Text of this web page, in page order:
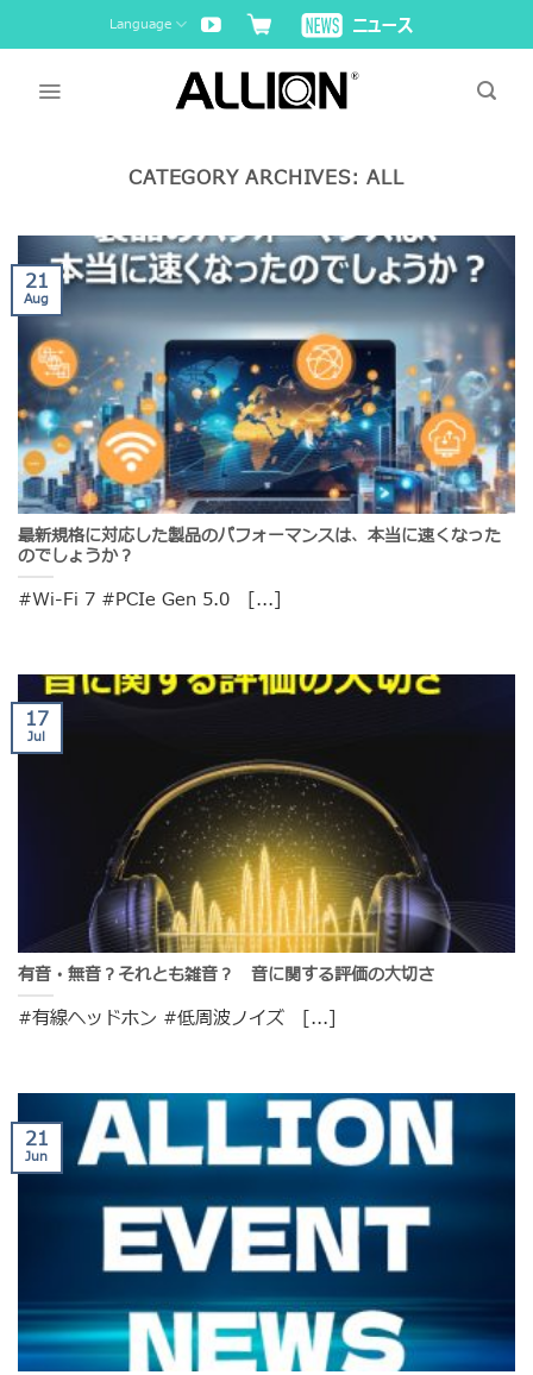
to
Language
CATEGORY ARCHIVES:ALL
最新規格に対応した製品のパフォーマンスは、本当に速くなった
のでしょうか？
#Wi-Fi 7 #PCIe Gen 5.0 [...]
21
Aug
有音・無音？それとも雑音？ 音に関する評価の大切さ
#有線ヘッドホン #低周波ノイズ [...]
17
Jul
21
Jun